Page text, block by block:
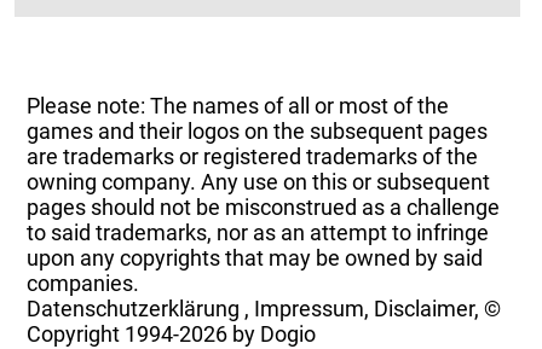
Please note: The names of all or most of the
games and their logos on the subsequent pages
are trademarks or registered trademarks of the
owning company. Any use on this or subsequent
pages should not be misconstrued as a challenge
to said trademarks, nor as an attempt to infringe
upon any copyrights that may be owned by said
companies.
Datenschutzerklärung , Impressum, Disclaimer, ©
Copyright 1994-2026 by Dogio